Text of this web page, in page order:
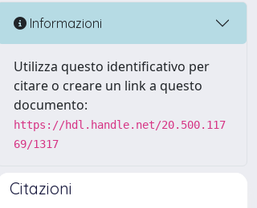
Informazioni
Utilizza questo identificativo per
citare o creare un link a questo
documento:
https://hdl.handle.net/20.500.117
69/1317
Citazioni